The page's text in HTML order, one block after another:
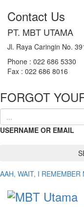
Contact Us
PT. MBT UTAMA
Jl. Raya Caringin No.
Phone : 022 686 5330
Fax : 022 686 8016
FORGOT
USERNAME OR EMAIL
AAH, WAIT, I REMEMBER